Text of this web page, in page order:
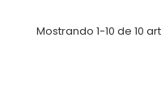
Mostrando 1-10 de 10